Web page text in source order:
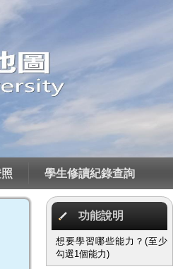
學生修讀紀錄查詢
功能說明
想要學習哪些能力？(至少
勾選1個能力)